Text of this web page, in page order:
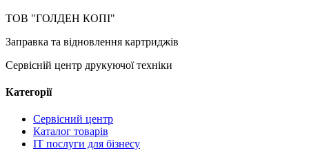
ТОВ "ГОЛДЕН КОПІ"
Заправка та відновлення картриджів
Сервісній центр друкуючої техніки
Категорії
Сервісний центр
Каталог товарів
IT послуги для бізнесу